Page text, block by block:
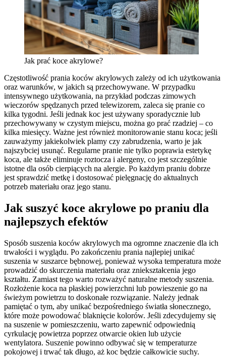
Jak prać koce akrylowe?
Częstotliwość prania koców akrylowych zależy od ich użytkowania
oraz warunków, w jakich są przechowywane. W przypadku
intensywnego użytkowania, na przykład podczas zimowych
wieczorów spędzanych przed telewizorem, zaleca się pranie co
kilka tygodni. Jeśli jednak koc jest używany sporadycznie lub
przechowywany w czystym miejscu, można go prać rzadziej – co
kilka miesięcy. Ważne jest również monitorowanie stanu koca; jeśli
zauważymy jakiekolwiek plamy czy zabrudzenia, warto je jak
najszybciej usunąć. Regularne pranie nie tylko poprawia estetykę
koca, ale także eliminuje roztocza i alergeny, co jest szczególnie
istotne dla osób cierpiących na alergie. Po każdym praniu dobrze
jest sprawdzić metkę i dostosować pielęgnację do aktualnych
potrzeb materiału oraz jego stanu.
Jak suszyć koce akrylowe po praniu dla
najlepszych efektów
Sposób suszenia koców akrylowych ma ogromne znaczenie dla ich
trwałości i wyglądu. Po zakończeniu prania najlepiej unikać
suszenia w suszarce bębnowej, ponieważ wysoka temperatura może
prowadzić do skurczenia materiału oraz zniekształcenia jego
kształtu. Zamiast tego warto rozważyć naturalne metody suszenia.
Rozłożenie koca na płaskiej powierzchni lub powieszenie go na
świeżym powietrzu to doskonałe rozwiązanie. Należy jednak
pamiętać o tym, aby unikać bezpośredniego światła słonecznego,
które może powodować blaknięcie kolorów. Jeśli zdecydujemy się
na suszenie w pomieszczeniu, warto zapewnić odpowiednią
cyrkulację powietrza poprzez otwarcie okien lub użycie
wentylatora. Suszenie powinno odbywać się w temperaturze
pokojowej i trwać tak długo, aż koc będzie całkowicie suchy.